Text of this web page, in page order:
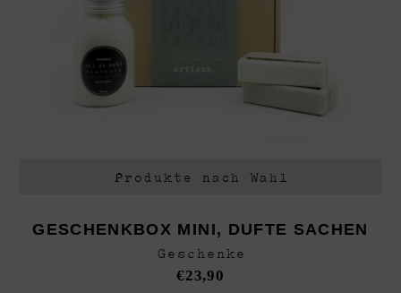
Produkte nach Wahl
GESCHENKBOX MINI, DUFTE SACHEN
Geschenke
€23,90